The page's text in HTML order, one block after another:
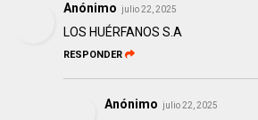
Anónimo julio 22, 2025
LOS HUÉRFANOS S.A
RESPONDER
Anónimo julio 22, 2025